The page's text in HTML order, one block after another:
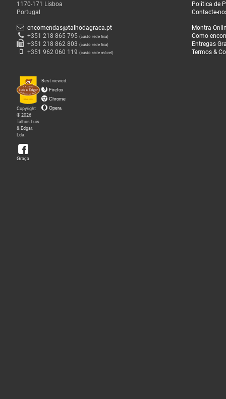
Copyright
© 2026
Talhos Luis
& Edgar,
Lda.
Graça
Best viewed:
Firefox
Chrome
Opera
1170-171 Lisboa
Portugal
encomendas@talhodagraca.pt
+351 218 865 795 (custo rede fixa)
+351 218 862 803 (custo rede fixa)
+351 962 060 119 (custo rede móvel)
Política de
Contacte-
Montra
Como
Entregas
Termos &